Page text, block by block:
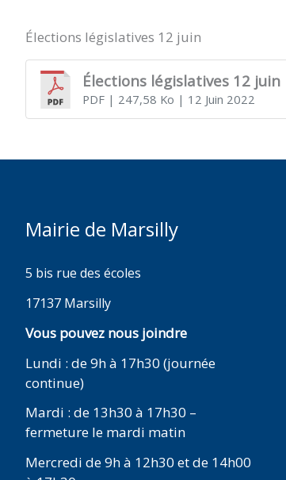
Élections législatives 12 juin
Élections législatives 12 juin
PDF| 247,58 Ko | 12 Juin 2022
Mairie de Marsilly
5 bis rue des écoles
17137 Marsilly
Vous pouvez nous joindre
Lundi : de 9h à 17h30 (journée
continue)
Mardi : de 13h30 à 17h30 –
fermeture le mardi matin
Mercredi de 9h à 12h30 et de 14h00